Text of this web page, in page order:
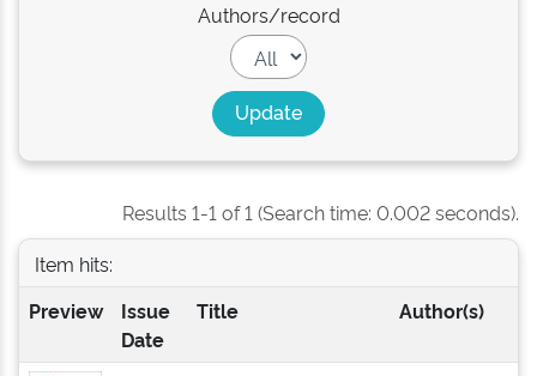
Authors/record
Results 1-1 of 1 (Search time: 0.002 seconds).
Item hits:
Preview
Issue
Date
Title Author(s)